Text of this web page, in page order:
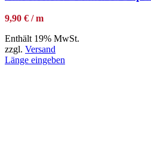
9,90 € / m
Enthält 19% MwSt.
zzgl. Versand
Länge eingeben